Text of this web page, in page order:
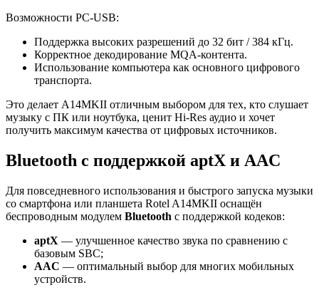
Возможности PC‑USB:
Поддержка высоких разрешений до 32 бит / 384 кГц.
Корректное декодирование MQA-контента.
Использование компьютера как основного цифрового
транспорта.
Это делает A14MKII отличным выбором для тех, кто слушает
музыку с ПК или ноутбука, ценит Hi‑Res аудио и хочет
получить максимум качества от цифровых источников.
Bluetooth с поддержкой aptX и AAC
Для повседневного использования и быстрого запуска музыки
со смартфона или планшета Rotel A14MKII оснащён
беспроводным модулем Bluetooth c поддержкой кодеков:
aptX — улучшенное качество звука по сравнению с
базовым SBC;
AAC — оптимальный выбор для многих мобильных
устройств.